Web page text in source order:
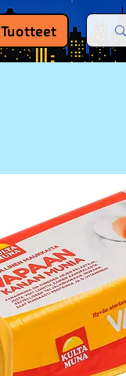
Tuotteet